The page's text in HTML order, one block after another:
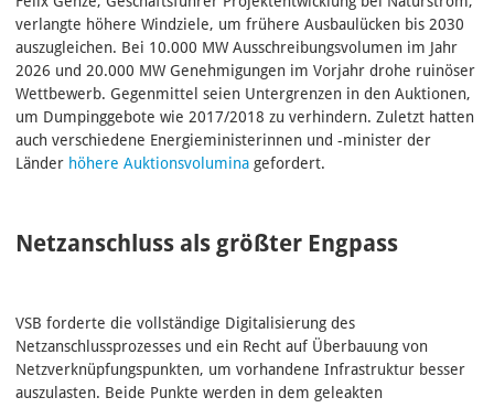
verlangte höhere Windziele, um frühere Ausbaulücken bis 2030
auszugleichen. Bei 10.000 MW Ausschreibungsvolumen im Jahr
2026 und 20.000 MW Genehmigungen im Vorjahr drohe ruinöser
Wettbewerb. Gegenmittel seien Untergrenzen in den Auktionen,
um Dumpinggebote wie 2017/2018 zu verhindern. Zuletzt hatten
auch verschiedene Energieministerinnen und -minister der
Länder höhere Auktionsvolumina gefordert.
Netzanschluss als größter Engpass
VSB forderte die vollständige Digitalisierung des
Netzanschlussprozesses und ein Recht auf Überbauung von
Netzverknüpfungspunkten, um vorhandene Infrastruktur besser
auszulasten. Beide Punkte werden in dem geleakten